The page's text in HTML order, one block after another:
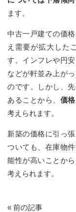
ます。
中古一戸建ての価
え需要が拡大した
す。インフレや円
などが軒並み上が
のです。しかし、
あることから、 価
考えられます。
新築の価格に引っ
ついても、在庫物
能性が高いことから
考えられます。
« 前の記事